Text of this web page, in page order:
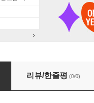
리뷰/한줄평 (0/0)